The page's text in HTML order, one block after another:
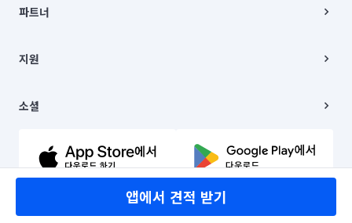
앱에서 견적 받기
주소 | 본사: 서울특별시 종로구 율곡로 6(중학동, 트윈트리빌딩) B동 5층
컨택센터 : 서울특별시 종로구 수송동 율곡로 24, 7층, 8층 미소
상품, 상품정보, 거래에 관한 의무와 책임은 거래당사자에게 있습니다.
언론 보도 관련 문의:
© 유한회사 미소. Miso, Inc. All Rights Reserved.
채용
파트너
이사
지원
이용약관
문의하기
소셜
유튜브